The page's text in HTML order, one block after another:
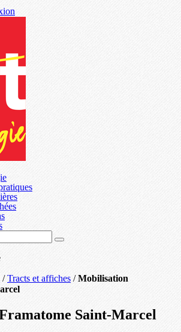
/Tracts et affiches /Mobilisation
Saint-Marcel